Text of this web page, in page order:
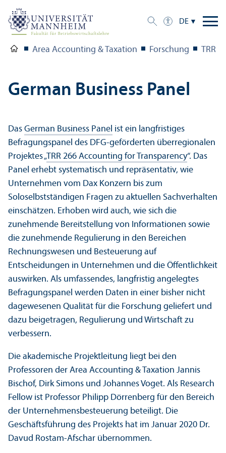
DE
Area Accounting & Taxation Forschung TRR
German Business Panel
Das German Business Panel ist ein langfristiges
Befragungs­panel des DFG-geförderten überregionalen
Projektes „TRR 266 Accounting for Trans­parency“. Das
Panel erhebt systematisch und repräsentativ, wie
Unter­nehmen vom Dax Konzern bis zum
Soloselbstständigen Fragen zu aktuellen Sach­verhalten
einschätzen. Erhoben wird auch, wie sich die
zunehmende Bereitstellung von Informationen sowie
die zunehmende Regulierung in den Bereichen
Rechnungs­wesen und Besteuerung auf
Entscheidungen in Unter­nehmen und die Öffentlichkeit
auswirken. Als umfassendes, langfristig angelegtes
Befragungs­panel werden Daten in einer bisher nicht
dagewesenen Qualität für die Forschung geliefert und
dazu beigetragen, Regulierung und Wirtschaft zu
verbessern.
Die akademische Projektleitung liegt bei den
Professoren der Area Accounting & Taxation Jannis
Bischof, Dirk Simons und Johannes Voget. Als Research
Fellow ist Professor Philipp Dörrenberg für den Bereich
der Unter­nehmens­besteuerung beteiligt. Die
Geschäfts­führung des Projekts hat im Januar 2020 Dr.
Davud Rostam-Afschar übernommen.